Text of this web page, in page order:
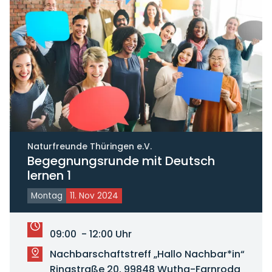
Naturfreunde Thüringen e.V.
Begegnungsrunde mit Deutsch
lernen 1
Montag 11. Nov 2024
09:00 - 12:00 Uhr
Nachbarschaftstreff „Hallo Nachbar*in“
Ringstraße 20, 99848 Wutha-Farnroda